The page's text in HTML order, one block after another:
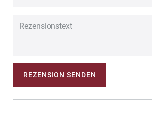
REZENSION SENDEN